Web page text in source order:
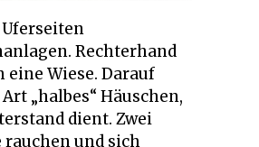
Rechterhand
eine Wiese. Darauf
„halbes“ Häuschen,
dient. Zwei
rauchen und sich